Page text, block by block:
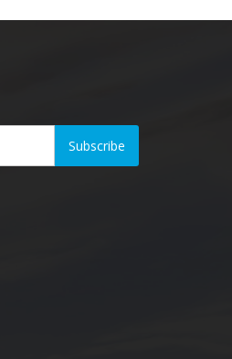
Subscribe